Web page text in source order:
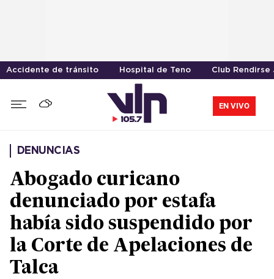
Accidente de tránsito Hospital de Teno Club Rendirse
EN VIVO
DENUNCIAS
Abogado curicano
denunciado por estafa
había sido suspendido por
la Corte de Apelaciones de
Talca